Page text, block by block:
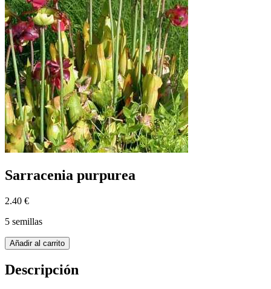
Sarracenia purpurea
2.40 €
5 semillas
Añadir al carrito
Descripción